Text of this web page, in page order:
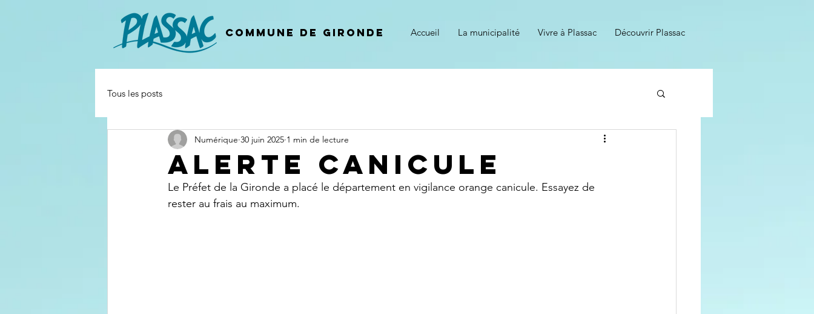
Commune de gironde Accueil La municipalité Vivre à Plassac Découvrir Plassac
Tous les posts
ALERTE CANICULE
Numérique 30 juin 2025 1 min de lecture
Le Préfet de la Gironde a placé le département en vigilance orange canicule. Essayez de
rester au frais au maximum.